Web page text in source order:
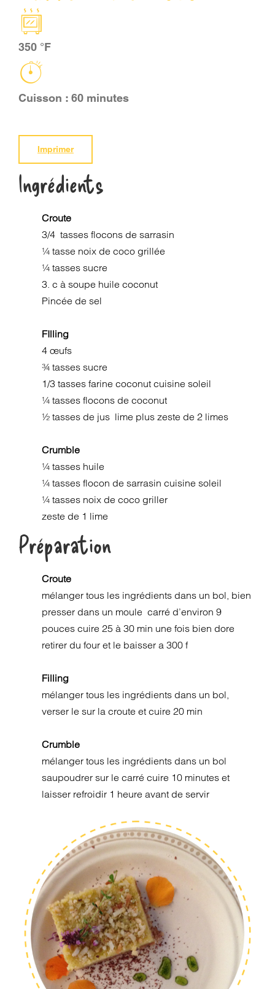
350 °F
Cuisson : 60 minutes
Imprimer
Ingrédients
Croute
3/4 tasses flocons de sarrasin
¼ tasse noix de coco grillée
¼ tasses sucre
3. c à soupe huile coconut
Pincée de sel
FIlling
4 œufs
¾ tasses sucre
1/3 tasses farine coconut cuisine soleil
¼ tasses flocons de coconut
½ tasses de jus lime plus zeste de 2 limes
Crumble
¼ tasses huile
¼ tasses flocon de sarrasin cuisine soleil
¼ tasses noix de coco griller
zeste de 1 lime
Préparation
Croute
mélanger tous les ingrédients dans un bol, bien
presser dans un moule carré d’environ 9
pouces cuire 25 à 30 min une fois bien dore
retirer du four et le baisser a 300 f
Filling
mélanger tous les ingrédients dans un bol,
verser le sur la croute et cuire 20 min
Crumble
mélanger tous les ingrédients dans un bol
saupoudrer sur le carré cuire 10 minutes et
laisser refroidir 1 heure avant de servir